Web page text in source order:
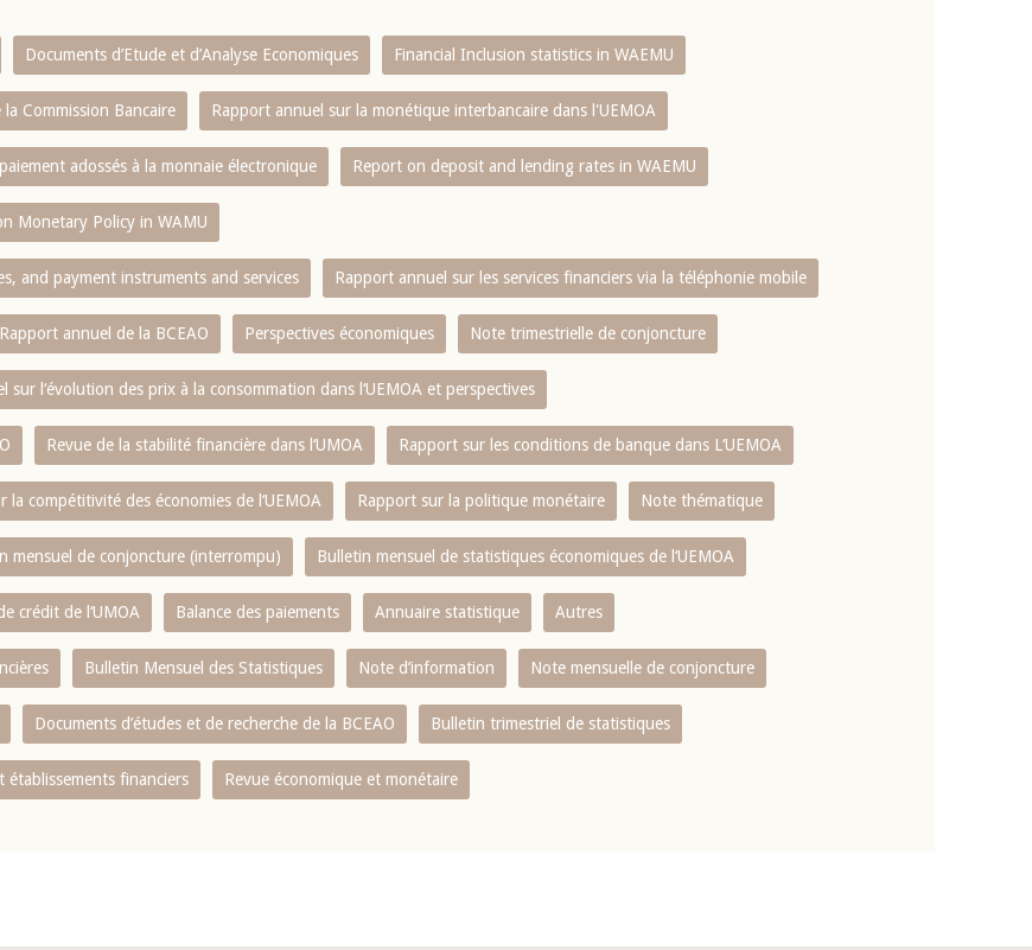
Documents d’Etude et d’Analyse Economiques Financial Inclusion statistics in WAEMU
Commission Bancaire Rapport annuel sur la monétique interbancaire dans l'UEMOA
adossés à la monnaie électronique Report on deposit and lending rates in WAEMU
Monetary Policy in WAMU
and payment instruments and services Rapport annuel sur les services financiers via la téléphonie mobile
Rapport annuel de la BCEAO Perspectives économiques Note trimestrielle de conjoncture
sur l‘évolution des prix à la consommation dans l‘UEMOA et perspectives
Revue de la stabilité financière dans l‘UMOA Rapport sur les conditions de banque dans L‘UEMOA
la compétitivité des économies de l‘UEMOA Rapport sur la politique monétaire Note thématique
mensuel de conjoncture (interrompu) Bulletin mensuel de statistiques économiques de l‘UEMOA
crédit de l‘UMOA Balance des paiements Annuaire statistique Autres
Bulletin Mensuel des Statistiques Note d’information Note mensuelle de conjoncture
Documents d’études et de recherche de la BCEAO Bulletin trimestriel de statistiques
établissements financiers Revue économique et monétaire